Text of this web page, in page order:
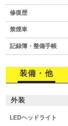
修復歴
禁煙車
記録簿・整備手帳
装備・他
外装
LEDヘッドライト